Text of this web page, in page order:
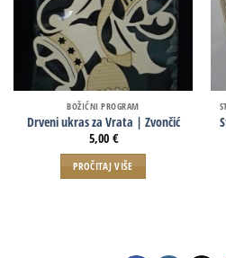
BOŽIĆNI PROGRAM
Drveni ukras za Vrata | Zvončić
5,00 €
PROČITAJ VIŠE